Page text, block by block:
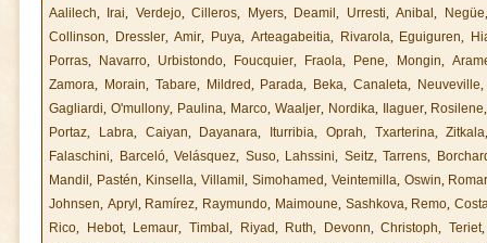
Aalilech, Irai, Verdejo,Cilleros, Myers, Deamil, Urresti,Anibal, Negüe
Collinson, Dressler,Amir, Puya, Arteagabeitia, Rivarola, Eguiguren,
Porras, Navarro, Urbistondo, Foucquier, Fraola, Pene, Mongin,
Zamora, Morain, Tabare, Mildred, Parada, Beka,Canaleta, Neuveville
Gagliardi, O'mullony, Paulina, Marco, Waaljer, Nordika, Ilaguer, Rosilene
Portaz, Labra, Caiyan, Dayanara, Iturribia, Oprah, Txarterina,Zitkala
Falaschini, Barceló,Velásquez, Suso, Lahssini, Seitz,Tarrens,
Mandil , Pastén, Kinsella, Villamil , Simohamed, Veintemilla, Oswin,
Johnsen, Apryl , Ramírez, Raymundo, Maimoune, Sashkova, Remo,
Rico, Hebot, Lemaur, Timbal , Riyad, Ruth, Devonn,Christoph, Teriet